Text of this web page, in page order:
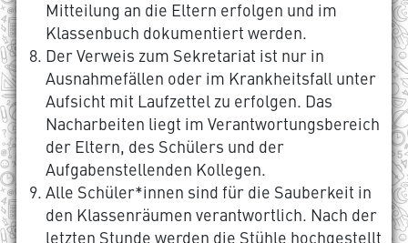
Mitteilung an die Eltern erfolgen und im
Klassenbuch dokumentiert werden.
Der Verweis zum Sekretariat ist nur in
Ausnahmefällen oder im Krankheitsfall unter
Aufsicht mit Laufzettel zu erfolgen. Das
Nacharbeiten liegt im Verantwortungsbereich
der Eltern, des Schülers und der
Aufgabenstellenden Kollegen.
Alle Schüler*innen sind für die Sauberkeit in
den Klassenräumen verantwortlich. Nach der
letzten Stunde werden die Stühle hochgestellt